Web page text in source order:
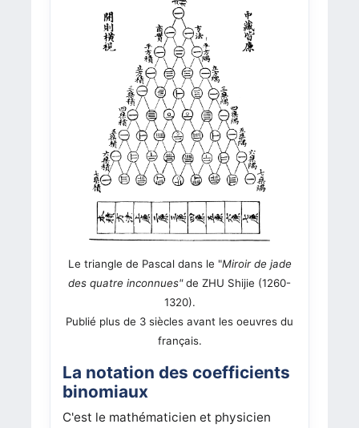
Le triangle de Pascal dans le "Miroir de jade
des quatre inconnues"de ZHU Shijie (1260-
1320).
Publié plus de 3 siècles avant les oeuvres du
français.
La notation des coefficients
binomiaux
C'est le mathématicien et physicien